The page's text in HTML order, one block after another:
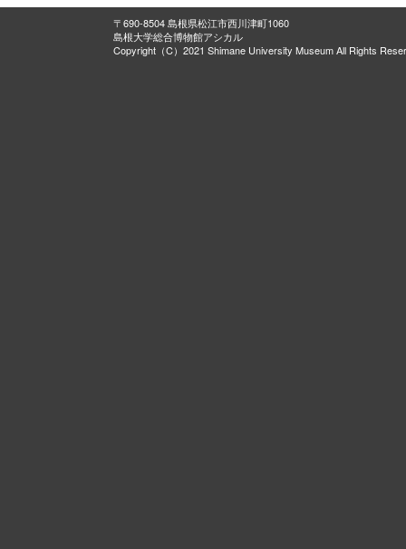
〒690-8504 島根県松江市西川津町1060
島根大学総合博物館アシカル
Copyright（C）2021 Shimane University Museum All Rights